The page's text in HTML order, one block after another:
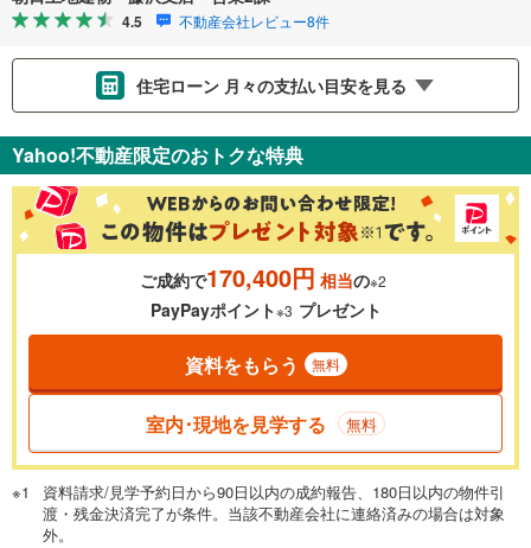
4.5 不動産会社レビュー8件
住宅ローン 月々の支払い目安を見る
金利 ％
0.01%
一般的には最長35年まで借り入れ可能です。多くの金融機関
が完済時の年齢は80歳までを条件としています。
閉じる
頭金 万円
Yahoo!不動産限定のおトクな特典
ご成約で170,400円 相当の※2
PayPayポイント※3 プレゼント
資料をもらう 無料
室内･現地を見学する 無料
資料請求/見学予約日から90日以内の成約報告、180日以内の物件引
渡・残金決済完了が条件。当該不動産会社に連絡済みの場合は対象
外。